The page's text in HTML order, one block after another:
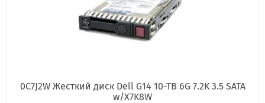
0C7J2W Жесткий диск Dell G14 10-TB 6G 7.2K 3.5 SATA
w/X7K8W